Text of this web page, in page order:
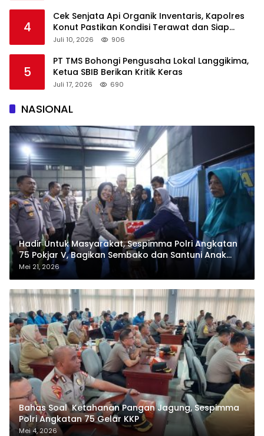
4
Cek Senjata Api Organik Inventaris, Kapolres
Konut Pastikan Kondisi Terawat dan Siap
Digunakan
Juli 10, 2026 906
5
PT TMS Bohongi Pengusaha Lokal Langgikima,
Ketua SBIB Berikan Kritik Keras
Juli 17, 2026 690
NASIONAL
Hadir Untuk Masyarakat, Sespimma Polri Angkatan
75 Pokjar V, Bagikan Sembako dan Santuni Anak
Yatim
Mei 21, 2026
Bahas Soal Ketahanan Pangan Jagung, Sespimma
Polri Angkatan 75 Gelar KKP
Mei 4, 2026